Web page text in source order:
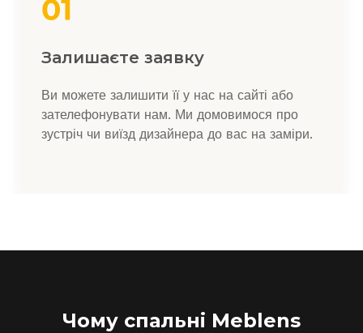
Залишаєте заявку
Ви можете залишити її у нас на сайті або
зателефонувати нам. Ми домовимося про
зустріч чи виїзд дизайнера до вас на заміри.
Чому спальні Meblens